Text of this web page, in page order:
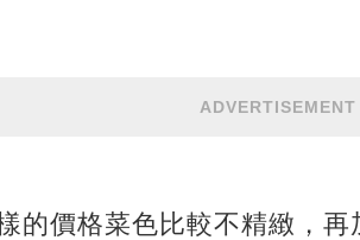
ADVERTISEMENT
的價格菜色比較不精緻，